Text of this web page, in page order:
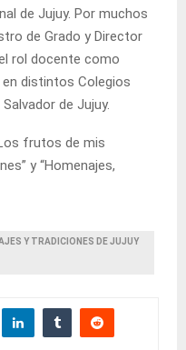
de Jujuy. Por muchos
de Grado y Director
rol docente como
distintos Colegios
de Jujuy.
frutos de mis
y “Homenajes,
Y TRADICIONES DE JUJUY